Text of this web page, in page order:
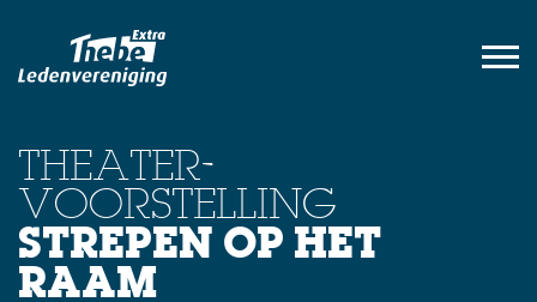
THEATER-
VOORSTELLING
STREPEN OP HET
RAAM